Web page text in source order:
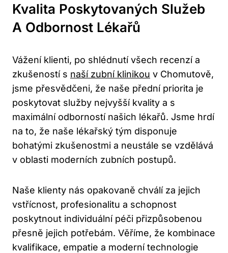
Kvalita Poskytovaných Služeb
A Odbornost Lékařů
Vážení klienti, po shlédnutí všech recenzí a
zkušeností s naší zubní klinikou v Chomutově,
jsme přesvědčeni, že naše přední priorita je
poskytovat služby nejvyšší kvality a s
maximální odborností našich lékařů. Jsme hrdí
na to, že naše lékařský tým disponuje
bohatými zkušenostmi a neustále se vzdělává
v oblasti moderních zubních postupů.
Naše klienty nás opakovaně chválí za jejich
vstřícnost, profesionalitu a schopnost
poskytnout individuální péči přizpůsobenou
přesně jejich potřebám. Věříme, že kombinace
kvalifikace, empatie a moderní technologie